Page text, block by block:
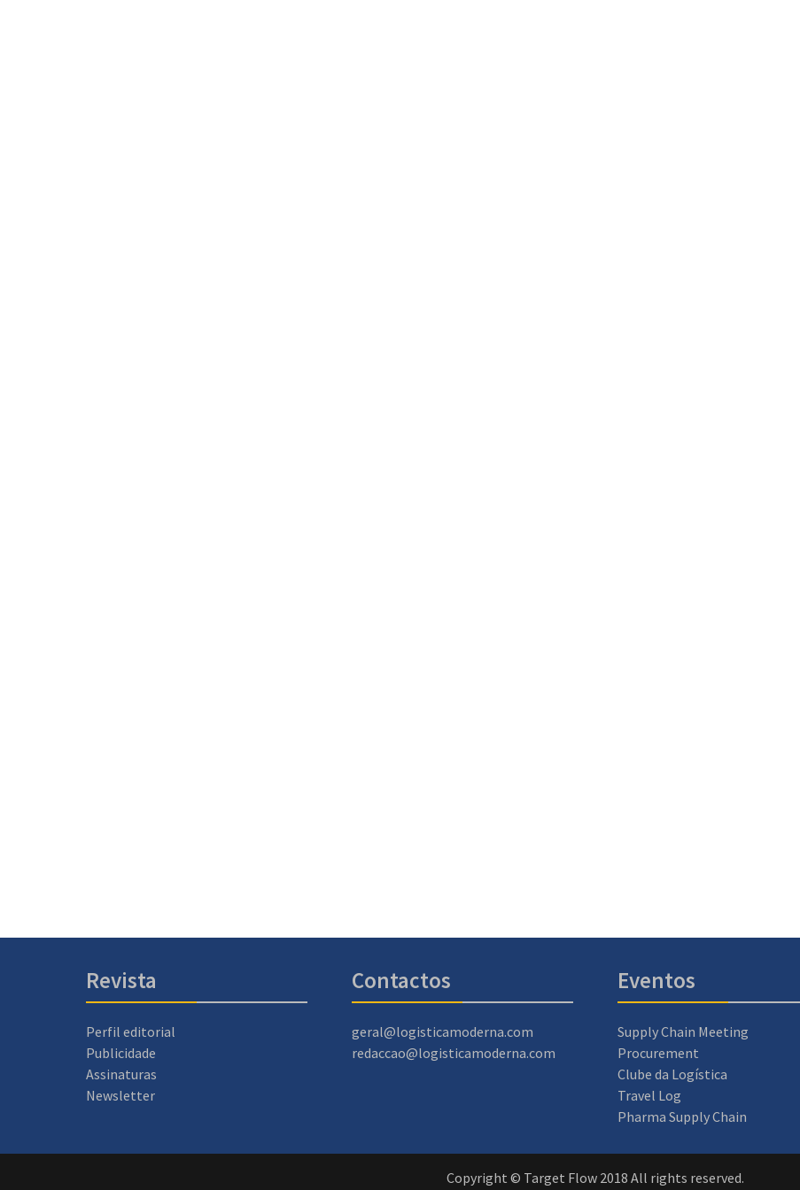
Revista
Perfil editorial
Publicidade
Assinaturas
Newsletter
Contactos
geral@logisticamoderna.com
redaccao@logisticamoderna.com
Eventos
Supply Chain Meeting
Procurement
Clube da Logística
Travel Log
Pharma Supply Chain
Copyright © Target Flow 2018 All rights reserved.